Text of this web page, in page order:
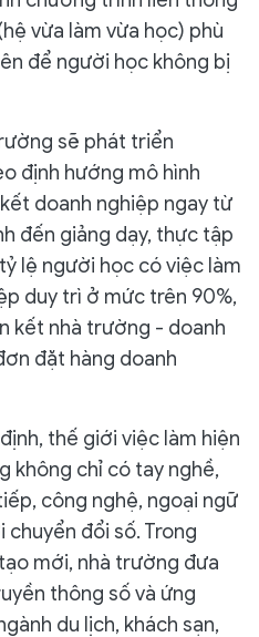
vừa làm vừa học) phù
để người học không bị
sẽ phát triển
định hướng mô hình
doanh nghiệp ngay từ
đến giảng dạy, thực tập
lệ người học có việc làm
duy trì ở mức trên 90%,
kết nhà trường - doanh
đặt hàng doanh
thế giới việc làm hiện
không chỉ có tay nghề,
công nghệ, ngoại ngữ
chuyển đổi số. Trong
mới, nhà trường đưa
thông số và ứng
du lịch, khách sạn,